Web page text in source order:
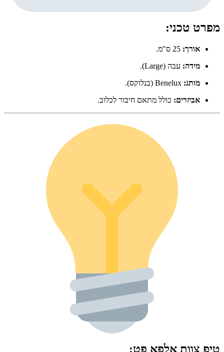
מפרט טכני:
אורך:
מידה: עבה (Large).
מותג:
אביזרים: כולל מתאם חיבור לכלוב.
טיפ צוות אלפא פט: